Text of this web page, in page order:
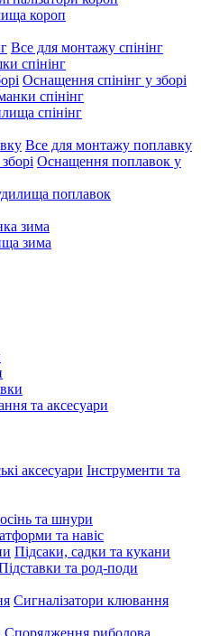
короп
Все для монтажу спінінг
спінінг
Оснащення спінінг у зборі
спінінг
спінінг
Все для монтажу поплавку
Оснащення поплавок у
поплавок
зима
зима
та аксесуари
Інструменти та
та шнури
та навіс
Підсаки, садки та кукани
та род-поди
Сигналізатори клювання
Спорядження риболова